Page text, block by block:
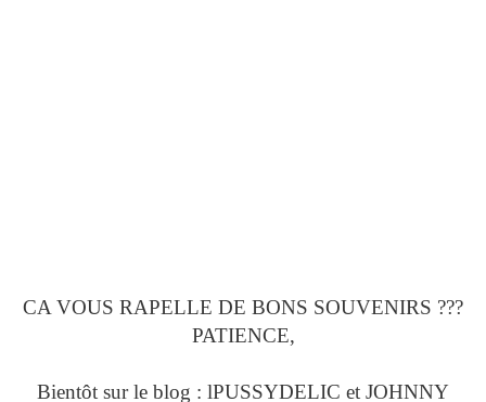
CA VOUS RAPELLE DE BONS SOUVENIRS ???
PATIENCE,
Bientôt sur le blog : lPUSSYDELIC et JOHNNY